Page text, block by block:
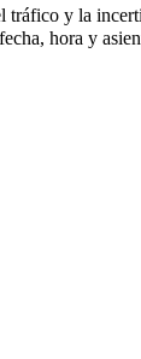
y la
hora y